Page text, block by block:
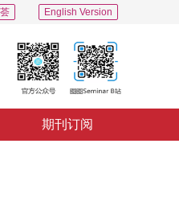
English Version
期刊订阅